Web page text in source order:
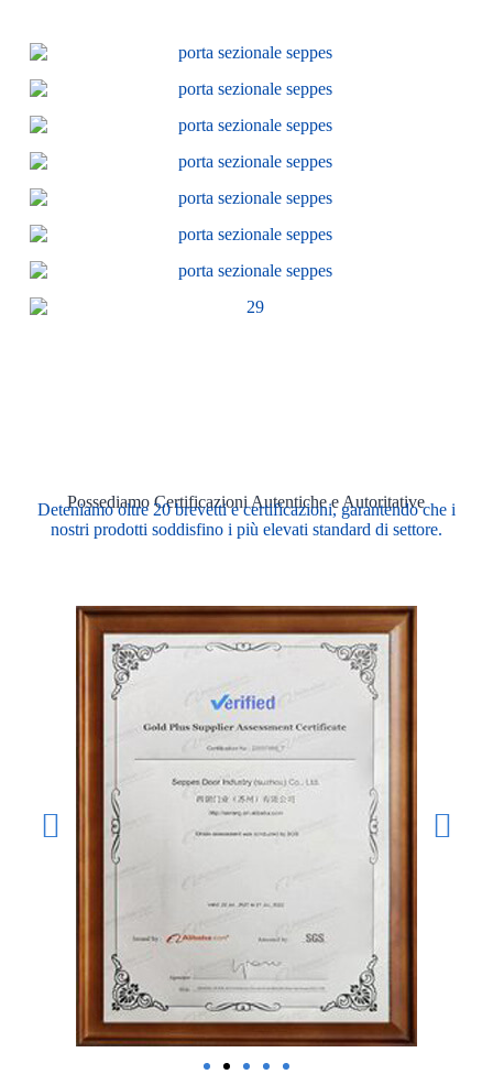
Possediamo Certificazioni Autentiche e Autoritative
Deteniamo oltre 20 brevetti e certificazioni, garantendo che i
nostri prodotti soddisfino i più elevati standard di settore.